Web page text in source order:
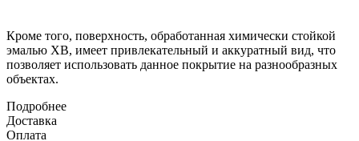
Кроме того, поверхность, обработанная химически стойкой
эмалью ХВ, имеет привлекательный и аккуратный вид, что
позволяет использовать данное покрытие на разнообразных
объектах.
Подробнее
Доставка
Оплата